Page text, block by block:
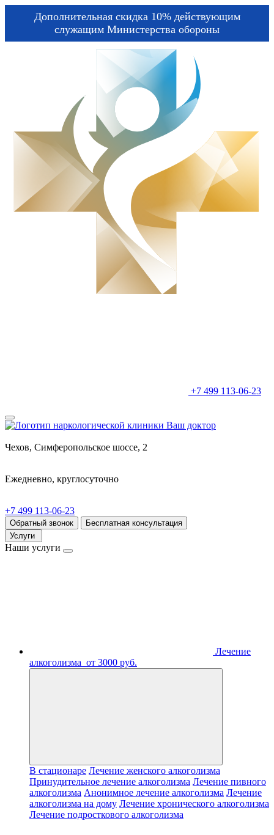
Дополнительная скидка 10% действующим
служащим Министерства обороны
+7 499 113-06-23
Чехов, Симферопольское шоссе, 2
Ежедневно, круглосуточно
+7 499 113-06-23
Обратный звонок
Бесплатная консультация
Услуги
Наши услуги
Лечение
алкоголизма от 3000 руб.
В стационаре Лечение женского алкоголизма
Принудительное лечение алкоголизма Лечение пивного
алкоголизма Анонимное лечение алкоголизма Лечение
алкоголизма на дому Лечение хронического алкоголизма
Лечение подросткового алкоголизма